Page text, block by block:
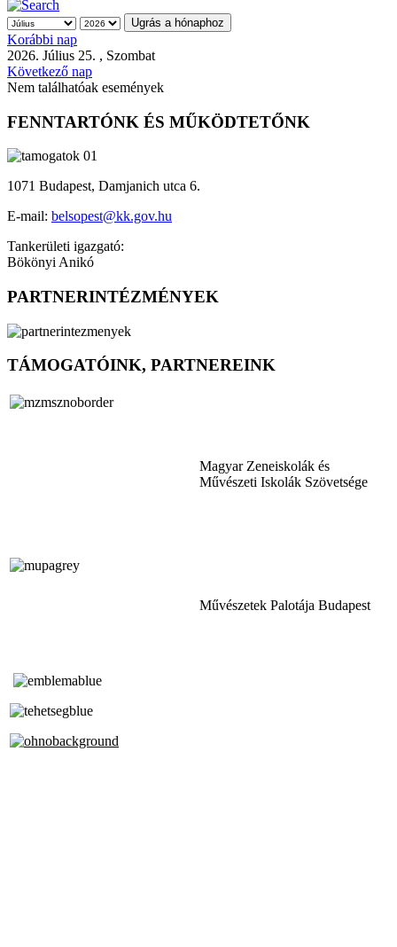
Ugrás a hónaphoz
Korábbi nap
2026. Július 25. , Szombat
Következő nap
Nem találhatóak események
FENNTARTÓNK ÉS MŰKÖDTETŐNK
1071 Budapest, Damjanich utca 6.
E-mail: belsopest@kk.gov.hu
Tankerületi igazgató:
Bökönyi Anikó
PARTNERINTÉZMÉNYEK
TÁMOGATÓINK, PARTNEREINK
Magyar Zeneiskolák és
Művészeti Iskolák Szövetsége
Művészetek Palotája Budapest